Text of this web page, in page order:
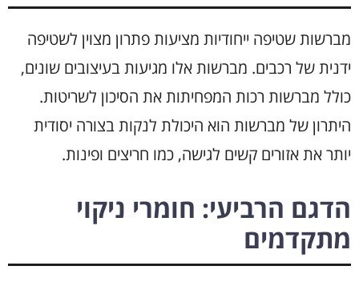
מברשות שטיפה ייחודיות מציעות פתרון מצוין לשטיפה
ידנית של רכבים. מברשות אלו מגיעות בעיצובים שונים,
כולל מברשות רכות המפחיתות את הסיכון לשריטות.
היתרון של מברשות הוא היכולת לנקות בצורה יסודית
יותר את אזורים קשים לגישה, כמו חריצים ופינות.
הדגם הרביעי: חומרי ניקוי
מתקדמים